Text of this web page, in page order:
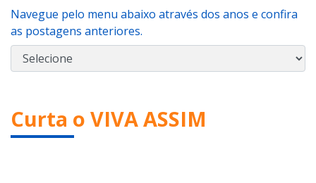
Navegue pelo menu abaixo através dos anos e confira
as postagens anteriores.
Curta o VIVA ASSIM